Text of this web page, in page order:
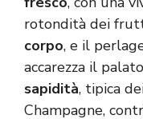
rotondità dei
corpo, e il
accarezza il
sapidità, tipica
Champagne,